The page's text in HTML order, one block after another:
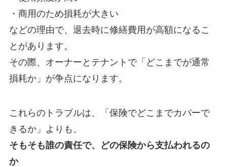
・商用のため損耗が大きい
などの理由で、退去時に修繕費用が高額になるこ
とがあります。
その際、オーナーとテナントで「どこまでが通常
損耗か」が争点になります。
これらのトラブルは、「保険でどこまでカバーで
きるか」よりも、
そもそも誰の責任で、どの保険から支払われるの
か